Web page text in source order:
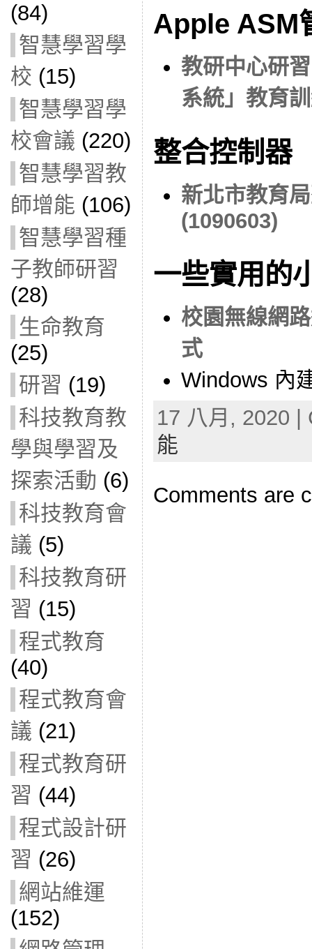
(84)
智慧學習學
校 (15)
智慧學習學
校會議 (220)
智慧學習教
師增能 (106)
智慧學習種
子教師研習
(28)
生命教育
(25)
研習 (19)
科技教育教
學與學習及
探索活動 (6)
科技教育會
議 (5)
科技教育研
習 (15)
程式教育
(40)
程式教育會
議 (21)
程式教育研
習 (44)
程式設計研
習 (26)
網站維運
(152)
Apple ASM
教研中心研
系統」教育
整合控制器
新北市教育
(1090603)
一些實用的
校園無線網
式
Windows 內
17 八月, 2020
能
Comments are